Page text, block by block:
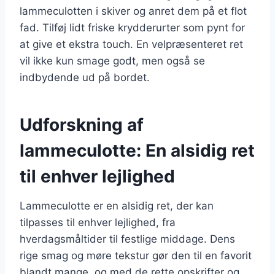
lammeculotten i skiver og anret dem på et flot
fad. Tilføj lidt friske krydderurter som pynt for
at give et ekstra touch. En velpræsenteret ret
vil ikke kun smage godt, men også se
indbydende ud på bordet.
Udforskning af
lammeculotte: En alsidig ret
til enhver lejlighed
Lammeculotte er en alsidig ret, der kan
tilpasses til enhver lejlighed, fra
hverdagsmåltider til festlige middage. Dens
rige smag og møre tekstur gør den til en favorit